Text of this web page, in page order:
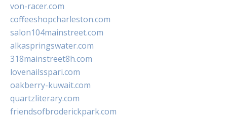
von-racer.com
coffeeshopcharleston.com
salon104mainstreet.com
alkaspringswater.com
318mainstreet8h.com
lovenailsspari.com
oakberry-kuwait.com
quartzliterary.com
friendsofbroderickpark.com